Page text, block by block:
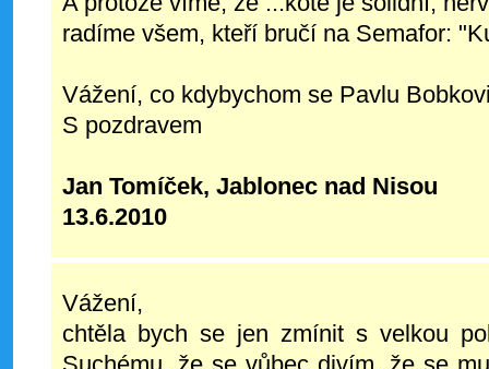
radíme všem, kteří bručí na Semafor:
Vážení, co kdybychom se Pavlu
S pozdravem
Jan Tomíček, Jablonec nad Nisou
13.6.2010
Vážení,
chtěla bych se jen zmínit s velkou